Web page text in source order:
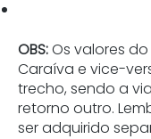
OBS:Os valores
Caraíva e vice-
trecho, sendo a
retorno outro.
ser adquirido